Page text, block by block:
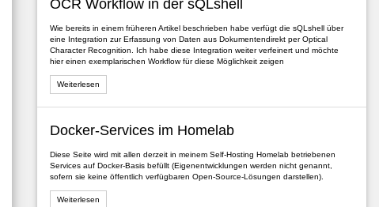
OCR Workflow in der sQLshell
Wie bereits in einem früheren Artikel beschrieben habe verfügt die sQLshell über
eine Integration zur Erfassung von Daten aus Dokumentendirekt per Optical
Character Recognition. Ich habe diese Integration weiter verfeinert und möchte
hier einen exemplarischen Workflow für diese Möglichkeit zeigen
Weiterlesen
Docker-Services im Homelab
Diese Seite wird mit allen derzeit in meinem Self-Hosting Homelab betriebenen
Services auf Docker-Basis befüllt (Eigenentwicklungen werden nicht genannt,
sofern sie keine öffentlich verfügbaren Open-Source-Lösungen darstellen).
Weiterlesen